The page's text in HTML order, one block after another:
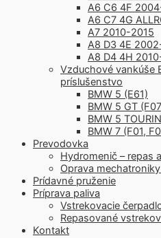
A6 C6 4F
A6 C7 4G
A7 2010-2015
A8 D3 4E
A8 D4 4H
Vzduchové vankúše
príslušenstvo
BMW 5 (E61)
BMW 5 GT
BMW 5
BMW 7 (F01,
Prevodovka
Hydromenič – repas
Oprava
Prídavné pruženie
Príprava paliva
Vstrekovacie
Repasované
Kontakt